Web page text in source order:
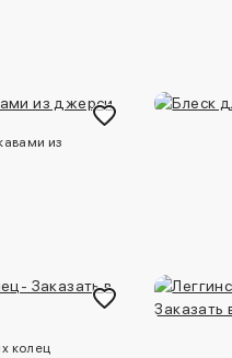
из
колец